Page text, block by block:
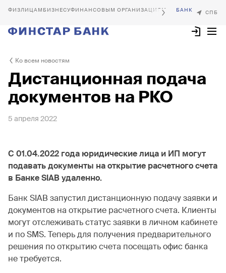
БИЗНЕСУФИНАНСОВЫМ ОРГАНИЗАЦИЯМ
Ко всем новостям
Дистанционная подача
документов на РКО
5 апреля 2022
C 01.04.2022 года юридические лица и ИП могут
подавать документы на открытие расчетного счета
в Банке SIAB удаленно.
Банк SIAB запустил дистанционную подачу заявки и
документов на открытие расчетного счета. Клиенты
могут отслеживать статус заявки в личном кабинете
и по SMS. Теперь для получения предварительного
решения по открытию счета посещать офис банка
не требуется.